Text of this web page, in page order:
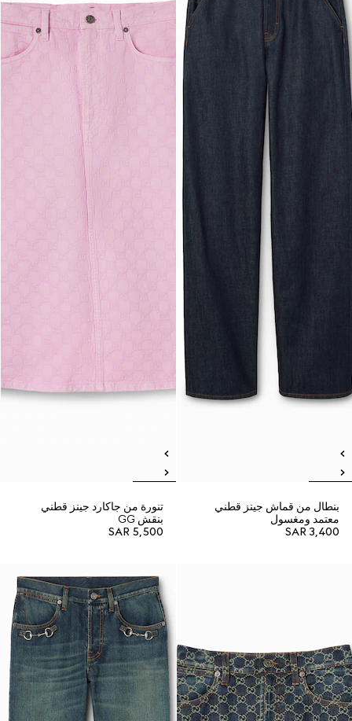
بنطال من قماش جينز قطني
معتمد ومغسول
SAR 3,400
تنورة من جاكارد جينز قطني
بنقش GG
SAR 5,500